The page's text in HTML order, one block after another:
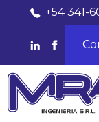
+54 341-